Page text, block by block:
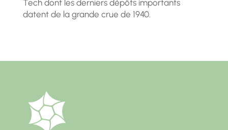
Tech dont les derniers dépôts importants
datent de la grande crue de 1940.